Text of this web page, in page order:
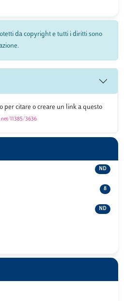
da copyright e tutti i diritti sono
per citare o creare un link a questo
11385/3636
ND
8
ND